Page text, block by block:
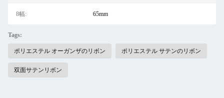
8幅: 65mm
Tags:
ポリエステル オーガンザのリボン ポリエステル サテンのリボン
双面サテンリボン